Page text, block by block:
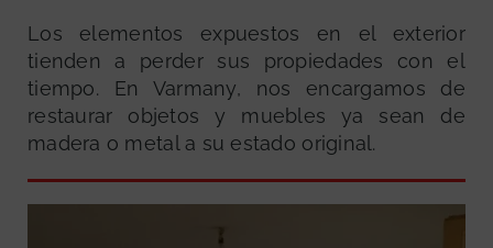
Los elementos expuestos en el exterior
tienden a perder sus propiedades con el
tiempo. En Varmany, nos encargamos de
restaurar objetos y muebles ya sean de
madera o metal a su estado original.